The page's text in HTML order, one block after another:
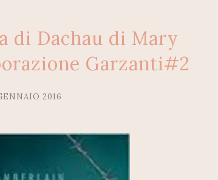
di Dachau di Mary
Garzanti#2
2016